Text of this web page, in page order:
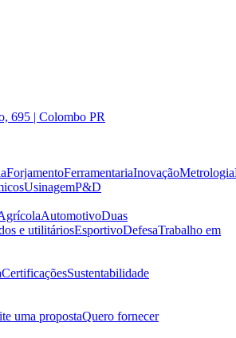
695 | Colombo PR
ForjamentoFerramentariaInovaçãoMetrologia
UsinagemP&D
AutomotivoDuas
e utilitáriosEsportivoDefesaTrabalho em
CertificaçõesSustentabilidade
uma propostaQuero fornecer